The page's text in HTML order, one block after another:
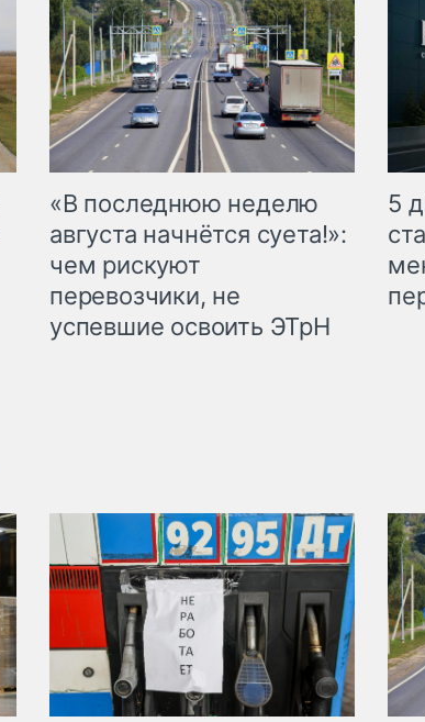
«В последнюю неделю
августа начнётся суета!»:
чем рискуют
перевозчики, не
успевшие освоить ЭТрН
5